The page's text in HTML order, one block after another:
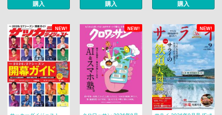
購入 購入 購入
NEW! NEW! NEW!